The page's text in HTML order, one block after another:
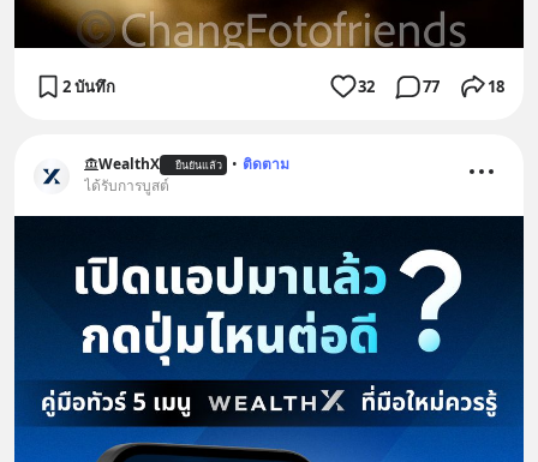
2 บันทึก 32 77 18
WealthX ยืนยันแล้ว • ติดตาม
ได้รับการบูสต์